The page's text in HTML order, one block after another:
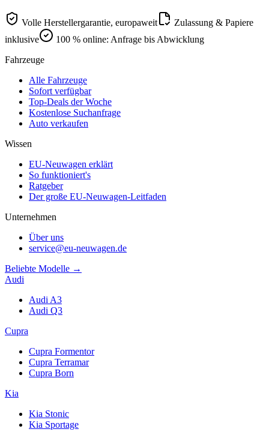
Volle Herstellergarantie, europaweit
Zulassung & Papiere
inklusive
100 % online: Anfrage bis Abwicklung
Fahrzeuge
Alle Fahrzeuge
Sofort verfügbar
Top-Deals der Woche
Kostenlose Suchanfrage
Auto verkaufen
Wissen
EU-Neuwagen erklärt
So funktioniert's
Ratgeber
Der große EU-Neuwagen-Leitfaden
Unternehmen
Über uns
service@eu-neuwagen.de
Beliebte Modelle →
Audi
Audi A3
Audi Q3
Cupra
Cupra Formentor
Cupra Terramar
Cupra Born
Kia
Kia Stonic
Kia Sportage